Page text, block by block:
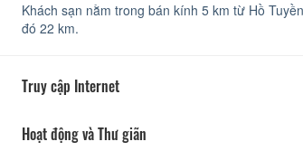
Khách sạn nằm trong bán kính 5 km từ Hồ
đó 22 km.
Truy cập Internet
Hoạt động và Thư giãn